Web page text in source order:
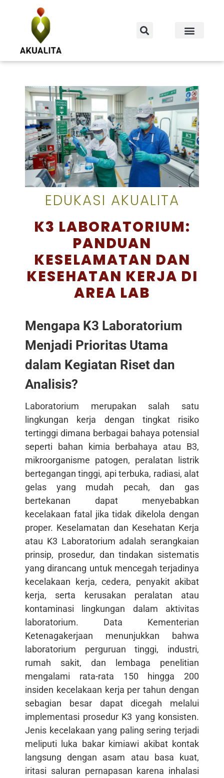
EDUKASI AKUALITA
K3 LABORATORIUM:
PANDUAN
KESELAMATAN DAN
KESEHATAN KERJA DI
AREA LAB
Mengapa K3 Laboratorium
Menjadi Prioritas Utama
dalam Kegiatan Riset dan
Analisis?
Laboratorium merupakan salah satu
lingkungan kerja dengan tingkat risiko
tertinggi dimana berbagai bahaya potensial
seperti bahan kimia berbahaya atau B3,
mikroorganisme patogen, peralatan listrik
bertegangan tinggi, api terbuka, radiasi, alat
gelas yang mudah pecah, dan gas
bertekanan dapat menyebabkan
kecelakaan fatal jika tidak dikelola dengan
proper. Keselamatan dan Kesehatan Kerja
atau K3 Laboratorium adalah serangkaian
prinsip, prosedur, dan tindakan sistematis
yang dirancang untuk mencegah terjadinya
kecelakaan kerja, cedera, penyakit akibat
kerja, serta kerusakan peralatan atau
kontaminasi lingkungan dalam aktivitas
laboratorium. Data Kementerian
Ketenagakerjaan menunjukkan bahwa
laboratorium perguruan tinggi, industri,
rumah sakit, dan lembaga penelitian
mengalami rata-rata 150 hingga 200
insiden kecelakaan kerja per tahun dengan
sebagian besar dapat dicegah melalui
implementasi prosedur K3 yang konsisten.
Jenis kecelakaan yang paling sering terjadi
meliputi luka bakar kimiawi akibat kontak
langsung dengan asam atau basa kuat,
iritasi saluran pernapasan karena inhalasi